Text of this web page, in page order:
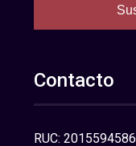
Contacto
RUC: